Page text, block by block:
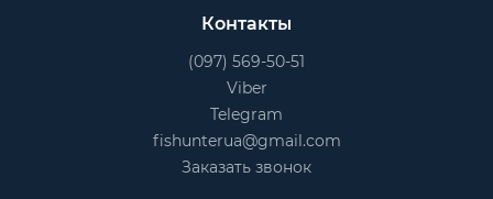
Контакты
(097) 569-50-51
Viber
Telegram
fishunterua@gmail.com
Заказать звонок